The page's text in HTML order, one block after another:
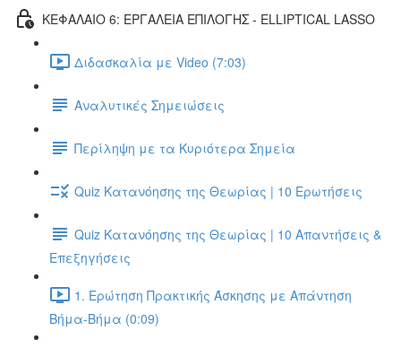
ΚΕΦΑΛΑΙΟ 6: ΕΡΓΑΛΕΙΑ ΕΠΙΛΟΓΗΣ - ELLIPTICAL LASSO
Διδασκαλία με Video (7:03)
Αναλυτικές Σημειώσεις
Περίληψη με τα Κυριότερα Σημεία
Quiz Κατανόησης της Θεωρίας | 10 Ερωτήσεις
Quiz Κατανόησης της Θεωρίας | 10 Απαντήσεις &
Επεξηγήσεις
1. Ερώτηση Πρακτικής Άσκησης με Απάντηση
Βήμα-Βήμα (0:09)